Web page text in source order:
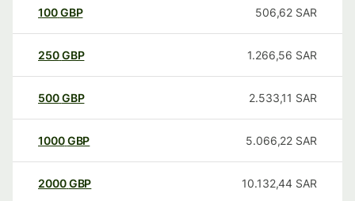
100GBP 506,62 SAR
250GBP 1.266,56 SAR
500GBP 2.533,11 SAR
1000GBP 5.066,22 SAR
2000GBP 10.132,44 SAR